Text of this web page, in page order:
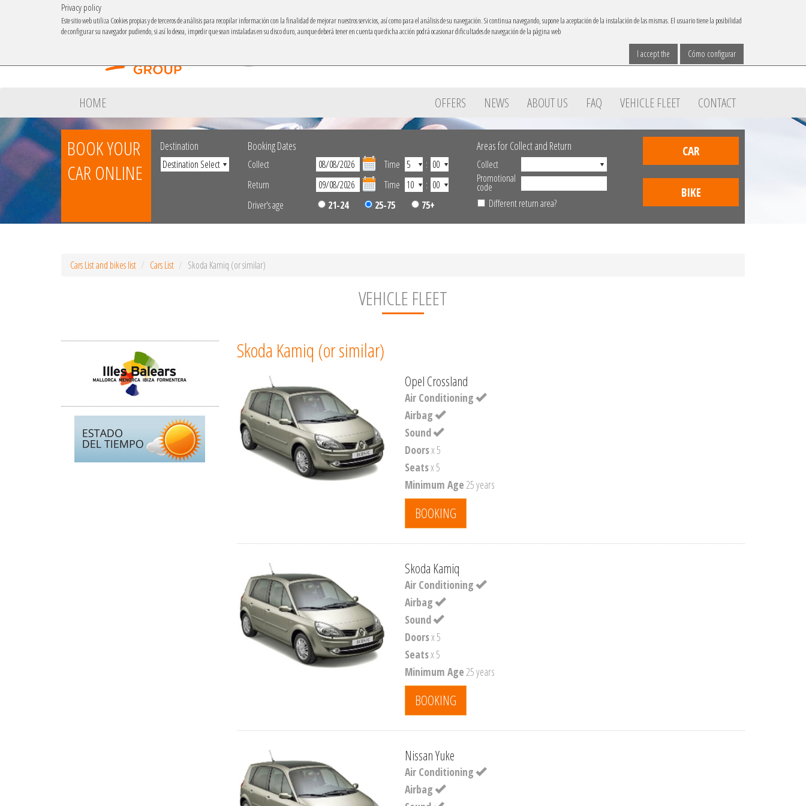
Privacy policy
Este sitio web utiliza Cookies propias y de terceros de análisis para recopilar información con la finalidad de mejorar nuestros servicios, así como para el análisis de su navegación. Si continua navegando, supone la aceptación de la instalación de las mismas. El usuario tiene la posibilidad
de configurar su navegador pudiendo, si así lo desea, impedir que sean instaladas en su disco duro, aunque deberá tener en cuenta que dicha acción podrá ocasionar dificultades de navegación de la página web
Cómo configurar
I accept the
Ibacar on your mobile
HOME OFFERS NEWS ABOUT US FAQ VEHICLE FLEET CONTACT
BOOK YOUR
CAR ONLINE
Destination Booking Dates
Collect Time
:
Return
Time
:
Driver's age
21-24 25-75 75+
Areas for Collect and Return
Collect
Promotional
code
Different return area?
CAR
BIKE
Cars List and bikes list Cars List Skoda Kamiq (or similar)
VEHICLE FLEET
Skoda Kamiq (or similar)
Opel Crossland
Air Conditioning
Airbag
Sound
Doorsx 5
Seatsx 5
Minimum Age 25 years
BOOKING
Skoda Kamiq
Air Conditioning
Airbag
Sound
Doorsx 5
Seatsx 5
Minimum Age 25 years
BOOKING
Nissan Yuke
Air Conditioning
Airbag